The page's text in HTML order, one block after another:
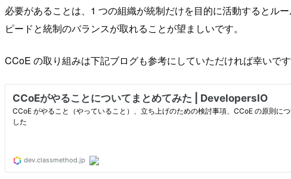
必要があることは、1 つの組織が統制だけを目的に活動するとル
ピードと統制のバランスが取れることが望ましいです。
CCoE の取り組みは下記ブログも参考にしていただければ幸いです